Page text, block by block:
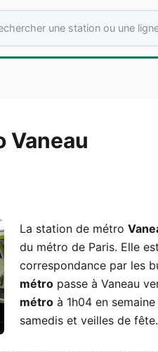
une station ou une
Vaneau
La station de métro
du métro de Paris. Elle
correspondance par les
métro passe à Vaneau
métro à 1h04 en
samedis et veilles de fête.